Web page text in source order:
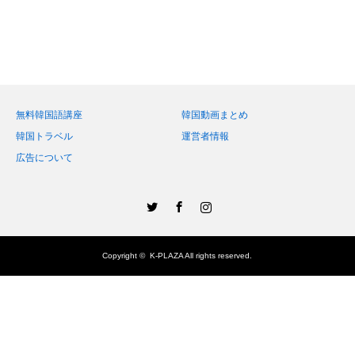
無料韓国語講座
韓国動画まとめ
韓国トラベル
運営者情報
広告について
Copyright ©K-PLAZAAll rights reserved.